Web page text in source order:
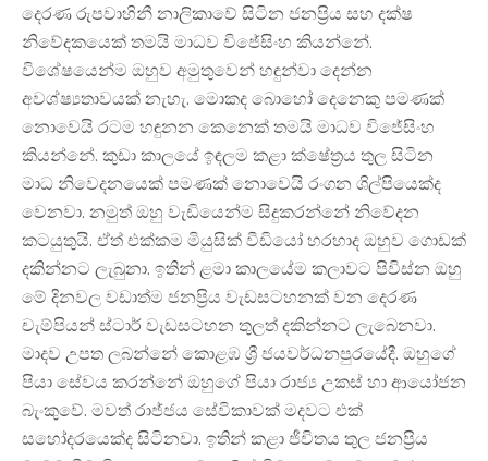
දෙරණ රුපවාහිනී නාලිකාවේ සිටින ජනප්‍රිය සහ දක්ෂ
නිවේදකයෙක් තමයි මාධව විජේසිංහ කියන්නේ.
විශේෂයෙන්ම ඔහුව අමුතුවෙන් හඳුන්වා දෙන්න
අවශ්ෂ්‍යතාවයක් නැහැ. මොකද බොහෝ දෙනෙකු පමණක්
නොවෙයි රටම හඳුනන කෙනෙක් තමයි මාධව විජේසිංහ
කියන්නේ. කුඩා කාලයේ ඉඳලම කළා ක්ෂේත්‍රය තුල සිටින
මාධ නිවෙදනයෙක් පමණක් නොවෙයි රංගන ශිල්පියෙක්ද
වෙනවා. නමුත් ඔහු වැඩියෙන්ම සිදුකරන්නේ නිවේදන
කටයුතුයි. ඒත් එක්කම මියුසික් වීඩියෝ හරහාද ඔහුව ගොඩක්
දකින්නට ලැබුනා. ඉතින් ළමා කාලයේම කලාවට පිවිස්න ඔහු
මේ දිනවල වඩාත්ම ජනප්‍රිය වැඩසටහනක් වන දෙරණ
චැම්පියන් ස්ටාර් වැඩසටහන තුලත් දකින්නට ලැබෙනවා.
මාදව උපත ලබන්නේ කොළඹ ශ්‍රී ජයවර්ධනපුරයේදී. ඔහුගේ
පියා සේවය කරන්නේ ඔහුගේ පියා රාජ්‍ය උකස් හා ආයෝජන
බැංකුවේ. මවත් රාජ්ජය සේවිකාවක් මදවට එක්
සහෝදරයෙක්ද සිටිනවා. ඉතින් කළා ජීවිතය තුල ජනප්‍රිය